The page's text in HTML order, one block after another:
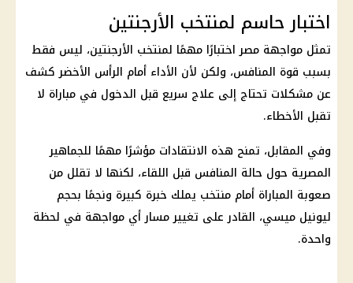
اختبار حاسم لمنتخب الأرجنتين
تمثل مواجهة مصر اختبارًا مهمًا لمنتخب الأرجنتين، ليس فقط
بسبب قوة المنافس، ولكن لأن الأداء أمام الرأس الأخضر كشف
عن مشكلات تحتاج إلى علاج سريع قبل الدخول في مباراة لا
تقبل الأخطاء.
وفي المقابل، تمنح هذه الانتقادات مؤشرًا مهمًا للجماهير
المصرية حول حالة المنافس قبل اللقاء، لكنها لا تقلل من
صعوبة المباراة أمام منتخب يملك خبرة كبيرة ونجمًا بحجم
ليونيل ميسي، القادر على تغيير مسار أي مواجهة في لحظة
واحدة.